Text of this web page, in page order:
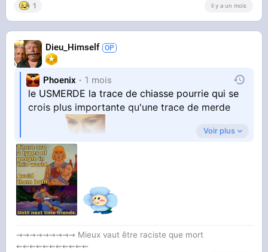
1 il y a un mois
Dieu_Himself
Phoenix 1 mois
le USMERDE la trace de chiasse pourrie qui se
crois plus importante qu'une trace de merde
les eurocuckito qui la lèche en bandant tel les
cafards qu'ils sont
Voir plus
⇝⇝⇝⇝⇝⇝⇝⇝⇝ Mieux vaut être raciste que mort
⇜⇜⇜⇜⇜⇜⇜⇜⇜⇜⇜